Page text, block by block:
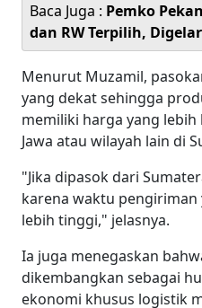
Baca Juga : Pemko
dan RW Terpilih,
Menurut Muzamil,
yang dekat sehingga
memiliki harga yang
Jawa atau wilayah lain di
"Jika dipasok dari
karena waktu pengiriman
lebih tinggi," jelasnya.
Ia juga menegaskan
dikembangkan sebagai
ekonomi khusus logistik